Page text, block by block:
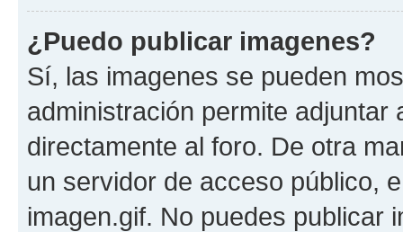
¿Puedo publicar imagenes?
Sí, las imagenes se pueden
administración permite
directamente al foro. De otra
un servidor de acceso público,
imagen.gif. No puedes publicar